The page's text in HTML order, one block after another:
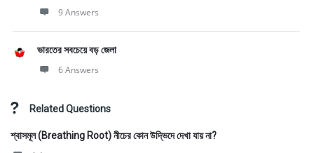
9 Answers
ভারতের সবচেয়ে বড় জেলা
6 Answers
Related Questions
শ্বাসমূল (Breathing Root) নীচের কোন উদ্ভিদে দেখা যায় না?